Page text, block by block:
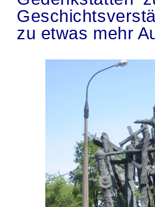
zu etwas mehr